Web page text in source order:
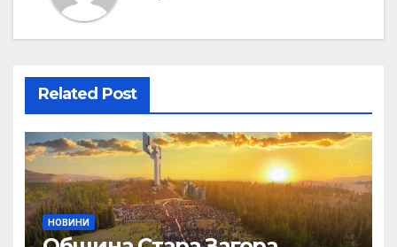
Related Post
НОВИНИ